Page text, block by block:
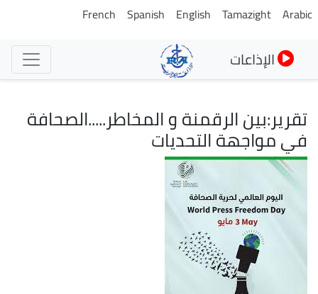
تجاوز
Arabic
Tamazight
English
Spanish
French
الإذاعات
تقرير:بين الرقمنة و المخاطر.....الصحافة
في مواجهة التحديات
الصورة